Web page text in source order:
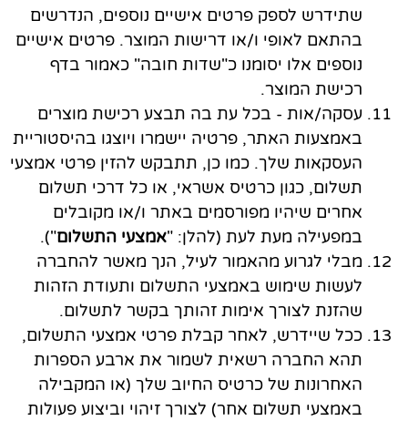
שתידרש לספק פרטים אישיים נוספים, הנדרשים
בהתאם לאופי ו/או דרישות המוצר. פרטים אישיים
נוספים אלו יסומנו כ"שדות חובה" כאמור בדף
רכישת המוצר.
עסקה/אות - בכל עת בה תבצע רכישת מוצרים
באמצעות האתר, פרטיה יישמרו ויוצגו בהיסטוריית
העסקאות שלך. כמו כן, תתבקש להזין פרטי אמצעי
תשלום, כגון כרטיס אשראי, או כל דרכי תשלום
אחרים שיהיו מפורסמים באתר ו/או מקובלים
במפעילה מעת לעת (להלן: "אמצעי התשלום").
מבלי לגרוע מהאמור לעיל, הנך מאשר להחברה
לעשות שימוש באמצעי התשלום ותעודת הזהות
שהזנת לצורך אימות זהותך בקשר לתשלום.
ככל שיידרש, לאחר קבלת פרטי אמצעי התשלום,
תהא החברה רשאית לשמור את ארבע הספרות
האחרונות של כרטיס החיוב שלך (או המקבילה
באמצעי תשלום אחר) לצורך זיהוי וביצוע פעולות